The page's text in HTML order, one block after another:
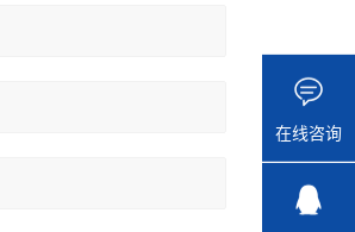
在线咨询